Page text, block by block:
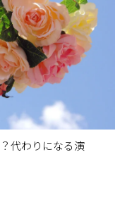
代わりになる演